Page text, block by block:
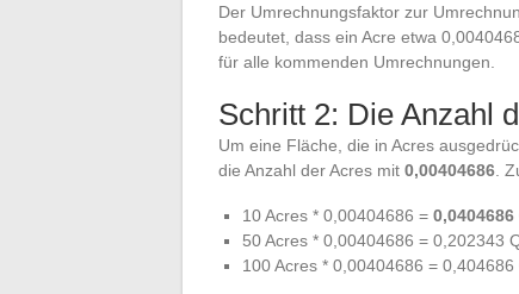
Der Umrechnungsfaktor zur
bedeutet, dass ein Acre etwa
für alle kommenden Umrechnungen.
Schritt 2: Die Anzahl
Um eine Fläche, die in Acres
die Anzahl der Acres mit 0,00404686 .
10 Acres * 0,00404686 =
50 Acres * 0,00404686 = 0,202343
100 Acres * 0,00404686 =